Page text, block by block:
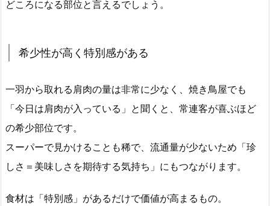
どころになる部位と言えるでしょう。
希少性が高く特別感がある
一羽から取れる肩肉の量は非常に少なく、焼き鳥屋でも
「今日は肩肉が入っている」と聞くと、常連客が喜ぶほど
の希少部位です。
スーパーで見かけることも稀で、流通量が少ないため「珍
しさ＝美味しさを期待する気持ち」にもつながります。
食材は「特別感」があるだけで価値が高まるもの。